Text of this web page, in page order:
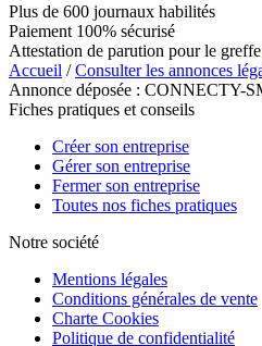
Plus de 600 journaux habilités
Paiement 100% sécurisé
Attestation de parution pour le
Accueil /Consulter les annonces
Annonce déposée : CONNECTY-
Fiches pratiques et conseils
Créer son entreprise
Gérer son entreprise
Fermer son entreprise
Toutes nos fiches pratiques
Notre société
Mentions légales
Conditions générales de vente
Charte Cookies
Politique de confidentialité